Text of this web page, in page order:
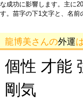
な成功に影響します。主に
す。苗字の下1文字と、名前
龍博美さんの外運
個性 才能
剛気